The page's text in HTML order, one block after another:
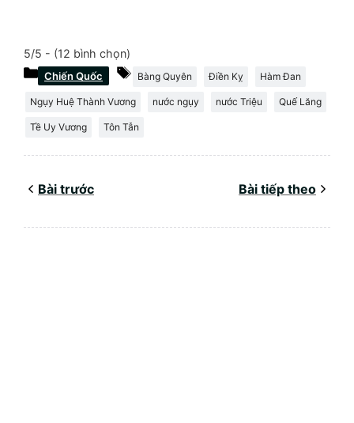
5/5 - (12 bình chọn)
Danh
mục
Chiến Quốc Thẻ
Bàng Quyên Điền Kỵ Hàm Đan
Ngụy Huệ Thành Vương nước ngụy nước Triệu Quế Lăng
Tề Uy Vương Tôn Tẫn